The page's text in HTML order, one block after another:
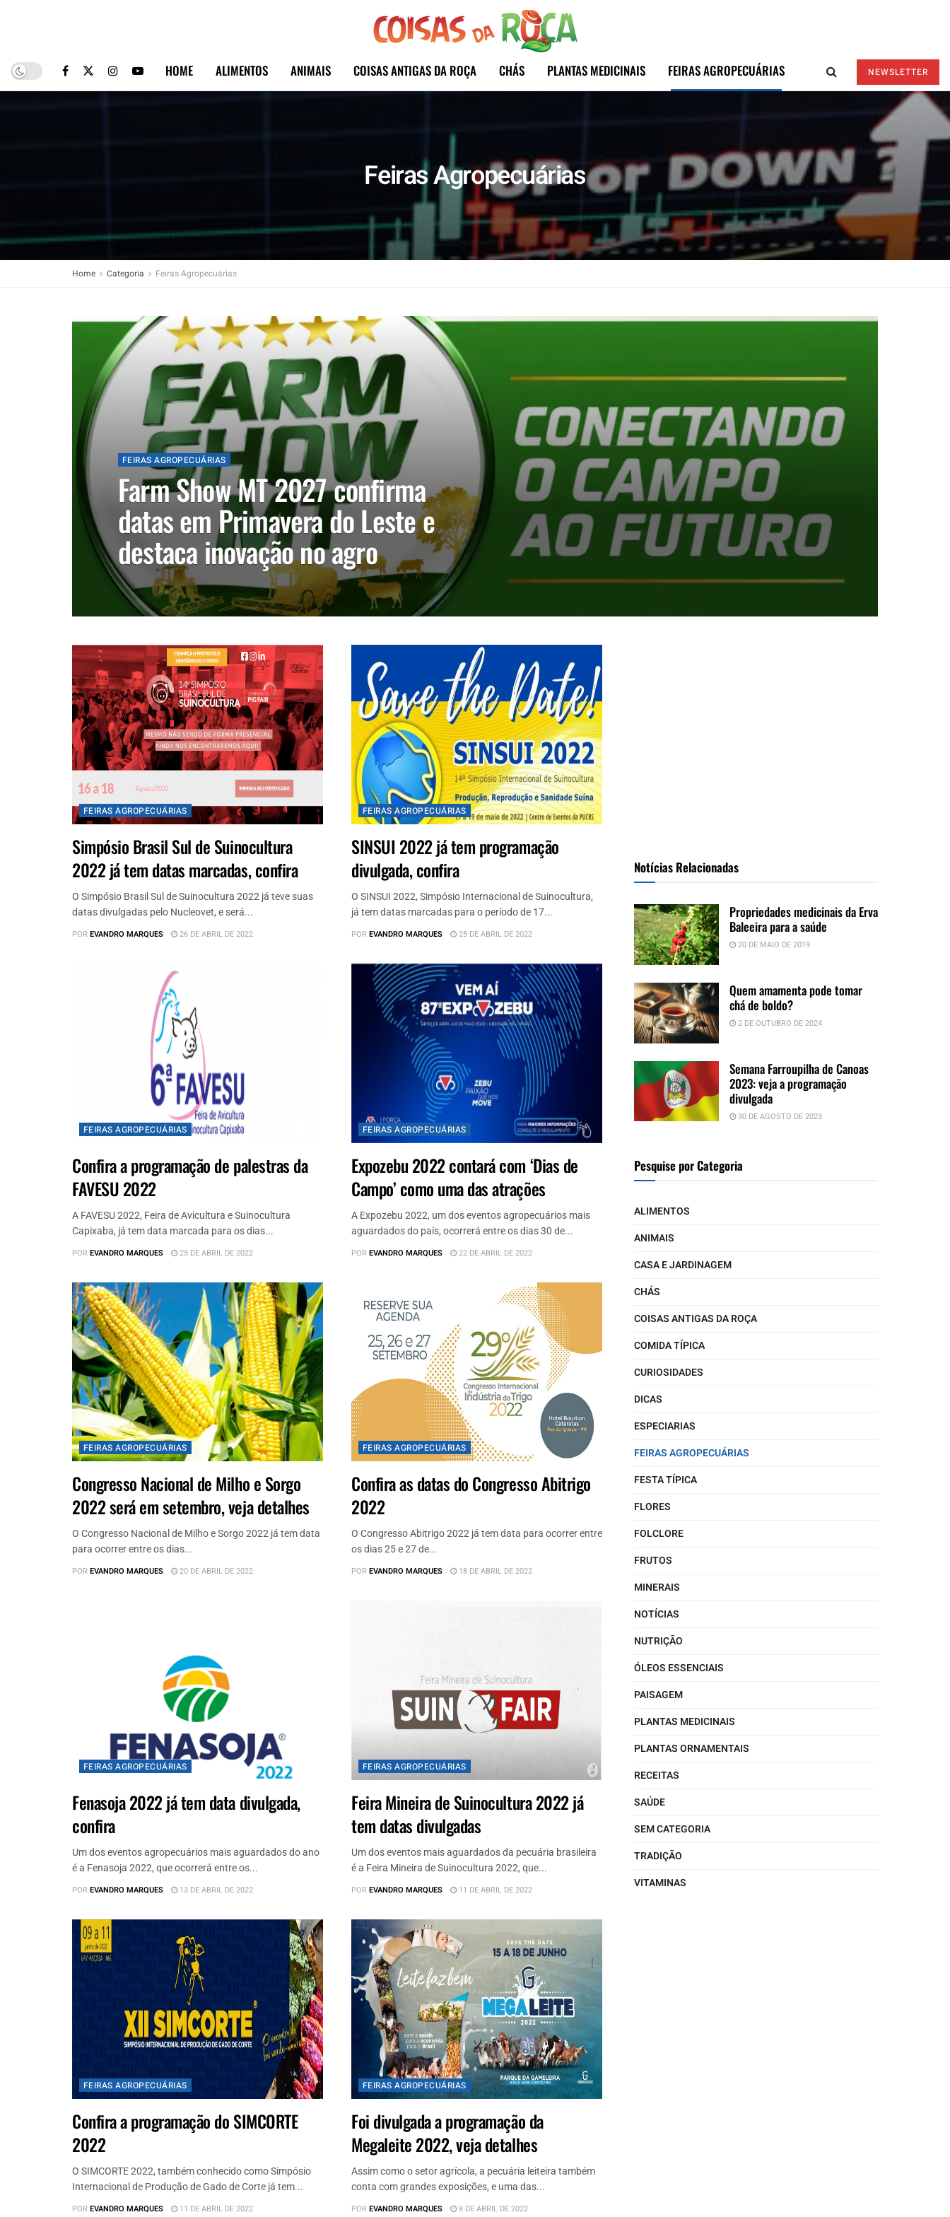
HOME ALIMENTOS ANIMAIS COISAS ANTIGAS DA ROÇA CHÁS PLANTAS MEDICINAIS FEIRAS AGROPECUÁRIAS NEWSLETTER
Feiras Agropecuárias
Home Categoria Feiras Agropecuárias
FEIRAS AGROPECUÁRIAS
Farm Show MT 2027 confirma
datas em Primavera do Leste e
destaca inovação no agro
FEIRAS AGROPECUÁRIAS
Simpósio Brasil Sul de Suinocultura
2022 já tem datas marcadas, confira
O Simpósio Brasil Sul de Suinocultura 2022 já teve suas
datas divulgadas pelo Nucleovet, e será...
POREVANDRO MARQUES 26 DE ABRIL DE 2022
FEIRAS AGROPECUÁRIAS
SINSUI 2022 já tem programação
divulgada, confira
O SINSUI 2022, Simpósio Internacional de Suinocultura,
já tem datas marcadas para o período de 17...
POREVANDRO MARQUES 25 DE ABRIL DE 2022
FEIRAS AGROPECUÁRIAS
Confira a programação de palestras da
FAVESU 2022
A FAVESU 2022, Feira de Avicultura e Suinocultura
Capixaba, já tem data marcada para os dias...
POREVANDRO MARQUES 25 DE ABRIL DE 2022
FEIRAS AGROPECUÁRIAS
Expozebu 2022 contará com ‘Dias de
Campo’ como uma das atrações
A Expozebu 2022, um dos eventos agropecuários mais
aguardados do país, ocorrerá entre os dias 30 de...
POREVANDRO MARQUES 22 DE ABRIL DE 2022
FEIRAS AGROPECUÁRIAS
Congresso Nacional de Milho e Sorgo
2022 será em setembro, veja detalhes
O Congresso Nacional de Milho e Sorgo 2022 já tem data
para ocorrer entre os dias...
POREVANDRO MARQUES 20 DE ABRIL DE 2022
FEIRAS AGROPECUÁRIAS
Confira as datas do Congresso Abitrigo
2022
O Congresso Abitrigo 2022 já tem data para ocorrer entre
os dias 25 e 27 de...
POREVANDRO MARQUES 18 DE ABRIL DE 2022
FEIRAS AGROPECUÁRIAS
Fenasoja 2022 já tem data divulgada,
confira
Um dos eventos agropecuários mais aguardados do ano
é a Fenasoja 2022, que ocorrerá entre os...
POREVANDRO MARQUES 13 DE ABRIL DE 2022
FEIRAS AGROPECUÁRIAS
Feira Mineira de Suinocultura 2022 já
tem datas divulgadas
Um dos eventos mais aguardados da pecuária brasileira
é a Feira Mineira de Suinocultura 2022, que...
POREVANDRO MARQUES 11 DE ABRIL DE 2022
FEIRAS AGROPECUÁRIAS
Confira a programação do SIMCORTE
2022
O SIMCORTE 2022, também conhecido como Simpósio
Internacional de Produção de Gado de Corte já tem...
POREVANDRO MARQUES 11 DE ABRIL DE 2022
FEIRAS AGROPECUÁRIAS
Foi divulgada a programação da
Megaleite 2022, veja detalhes
Assim como o setor agrícola, a pecuária leiteira também
conta com grandes exposições, e uma das...
POREVANDRO MARQUES 8 DE ABRIL DE 2022
Notícias Relacionadas
Propriedades medicinais da Erva
Baleeira para a saúde
20 DE MAIO DE 2019
Quem amamenta pode tomar
chá de boldo?
2 DE OUTUBRO DE 2024
Semana Farroupilha de Canoas
2023: veja a programação
divulgada
30 DE AGOSTO DE 2023
Pesquise por Categoria
ALIMENTOS
ANIMAIS
CASA E JARDINAGEM
CHÁS
COISAS ANTIGAS DA ROÇA
COMIDA TÍPICA
CURIOSIDADES
DICAS
ESPECIARIAS
FEIRAS AGROPECUÁRIAS
FESTA TÍPICA
FLORES
FOLCLORE
FRUTOS
MINERAIS
NOTÍCIAS
NUTRIÇÃO
ÓLEOS ESSENCIAIS
PAISAGEM
PLANTAS MEDICINAIS
PLANTAS ORNAMENTAIS
RECEITAS
SAÚDE
SEM CATEGORIA
TRADIÇÃO
VITAMINAS